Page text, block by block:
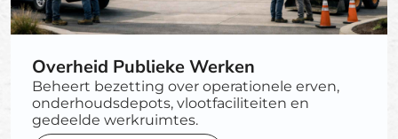
Overheid Publieke Werken
Beheert bezetting over operationele erven,
onderhoudsdepots, vlootfaciliteiten en
gedeelde werkruimtes.